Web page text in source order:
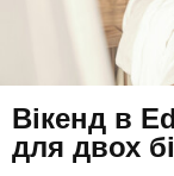
Вікенд в
для двох